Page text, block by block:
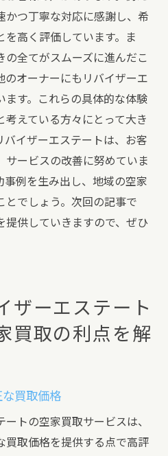
かつ丁寧な対応に感謝し、希
高く評価しています。ま
の全てがスムーズに進んだこ
のオーナーにもリバイザーエ
ます。これらの具体的な体験
考えている方々にとって大き
バイザーエステートは、お客
サービスの改善に努めていま
事例を生み出し、地域の空家
とでしょう。次回の記事で
提供していきますので、ぜひ
ザーエステート
買取の利点を解
買取価格
トの空家買取サービスは、
買取価格を提供する点で高評